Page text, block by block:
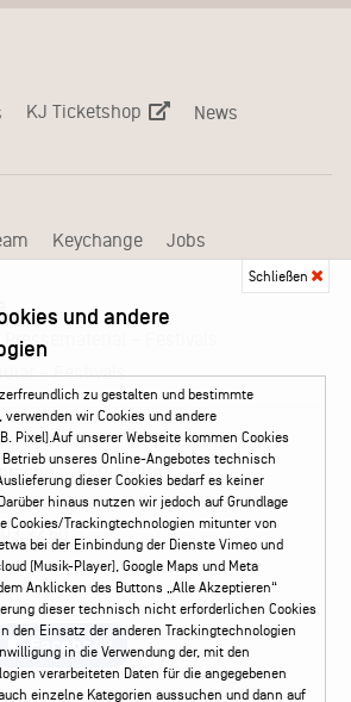
KJ Ticketshop
News
Keychange Jobs
Pressematerial – Festivals
– Festivals
FAQ / Hilfe
Gutscheine
Callback-Service
22 60
Facebook
Schließen
und andere
zu gestalten und bestimmte
wir Cookies und andere
Pixel).Auf unserer Webseite kommen Cookies
unseres Online-Angebotes technisch
dieser Cookies bedarf es keiner
hinaus nutzen wir jedoch auf Grundlage
Cookies/Trackingtechnologien mitunter von
bei der Einbindung der Dienste Vimeo und
(Musik-Player), Google Maps und Meta
Anklicken des Buttons „Alle Akzeptieren“
dieser technisch nicht erforderlichen Cookies
den Einsatz der anderen Trackingtechnologien
in die Verwendung der, mit den
verarbeiteten Daten für die angegebenen
einzelne Kategorien aussuchen und dann auf